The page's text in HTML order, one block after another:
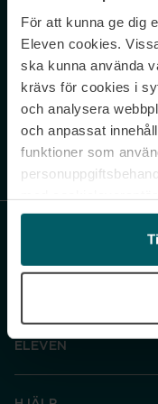
För att kunna ge dig
Eleven cookies.
ska kunna använda
krävs för cookies i
och analysera
och anpassat
funktioner som
och gå vidare”
under ”Inställningar”
cookies. Du kan
Never miss
Sign up to
Genom att prenumerera
ELEVEN